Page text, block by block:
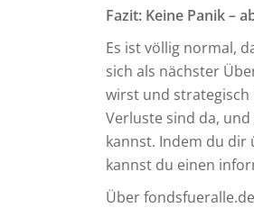
Fazit: Keine Panik –
Es ist völlig normal,
sich als nächster
wirst und strategisch
Verluste sind da,
kannst. Indem du dir
kannst du einen
Über